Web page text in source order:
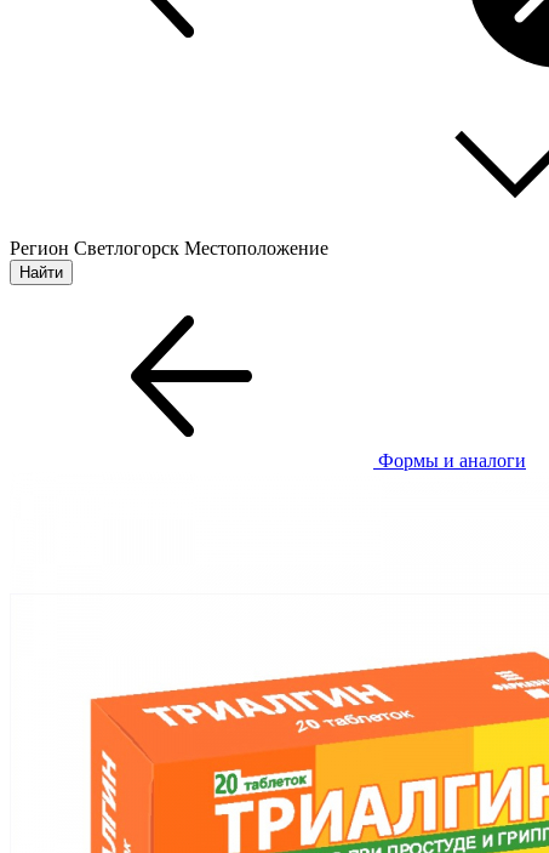
Регион Светлогорск Местоположение
Формы и аналоги